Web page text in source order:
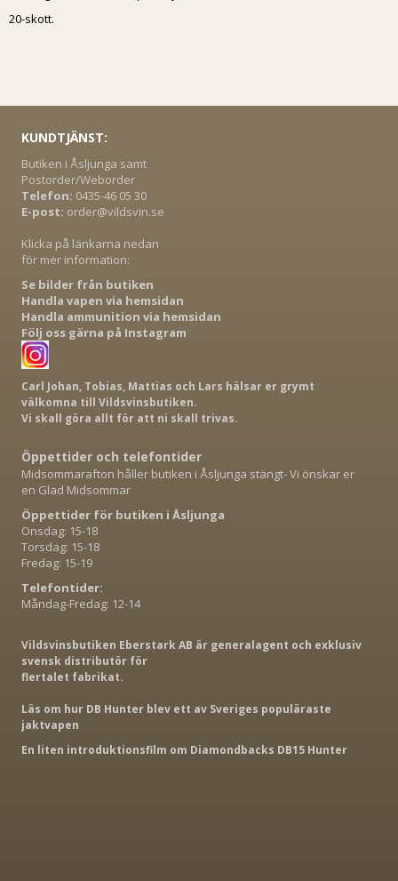
20-skott.
KUNDTJÄNST:
Butiken i Åsljunga samt
Postorder/Weborder
Telefon: 0435-46 05 30
E-post: order@vildsvin.se
Klicka på länkarna nedan
för mer information:
Se bilder från butiken
Handla vapen via hemsidan
Handla ammunition via hemsidan
Följ oss gärna på Instagram
Carl Johan, Tobias, Mattias och Lars hälsar er grymt
välkomna till Vildsvinsbutiken.
Vi skall göra allt för att ni skall trivas.
Öppettider och telefontider
Midsommarafton håller butiken i Åsljunga stängt- Vi önskar er
en Glad Midsommar
Öppettider för butiken i Åsljunga
Onsdag: 15-18
Torsdag: 15-18
Fredag: 15-19
Telefontider:
Måndag-Fredag: 12-14
Vildsvinsbutiken Eberstark AB är generalagent och exklusiv
svensk distributör för
flertalet fabrikat.
Läs om hur DB Hunter blev ett av Sveriges populäraste
jaktvapen
En liten introduktionsfilm om Diamondbacks DB15 Hunter